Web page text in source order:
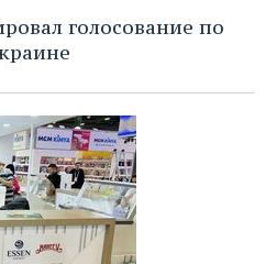
голосование по